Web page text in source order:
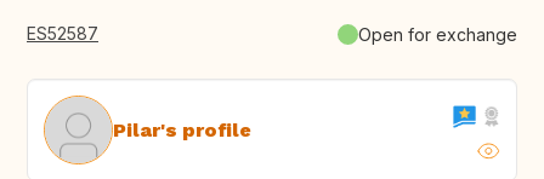
ES52587 Open for exchange
Pilar's profile